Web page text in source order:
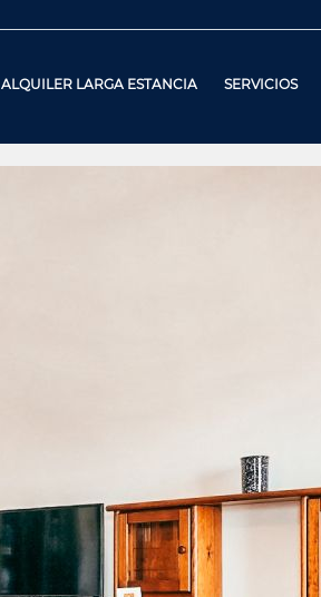
ALQUILER LARGA ESTANCIA SERVICIOS